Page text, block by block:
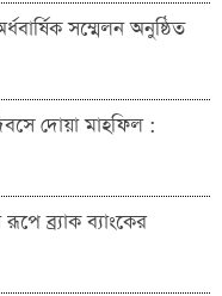
সম্মেলন অনুষ্ঠিত
দোয়া মাহফিল :
ব্র্যাক ব্যাংকের